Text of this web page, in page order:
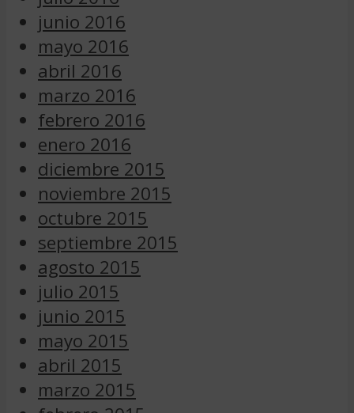
junio 2016
mayo 2016
abril 2016
marzo 2016
febrero 2016
enero 2016
diciembre 2015
noviembre 2015
octubre 2015
septiembre 2015
agosto 2015
julio 2015
junio 2015
mayo 2015
abril 2015
marzo 2015